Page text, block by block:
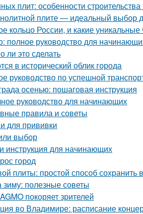
плит: особенности строительства
плите — идеальный выбор
кольцо России, и какие
полное руководство для
ли это сделать
в исторический облик города
руководство по успешной
осенью: пошаговая инструкция
руководство для начинающих
правила и советы
для прививки
выбор
инструкция для начинающих
город
плиты: простой способ сохранить
полезные советы
покоряет зрителей
во Владимире: расписание